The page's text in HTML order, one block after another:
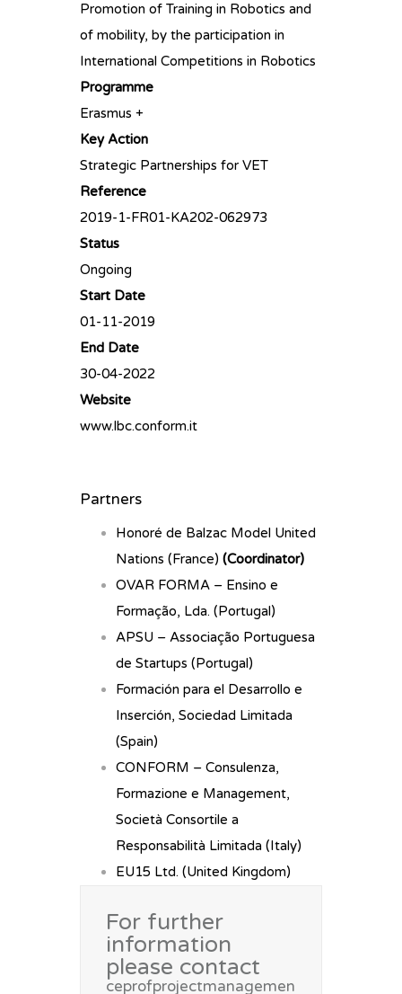
Promotion of Training in Robotics and
of mobility, by the participation in
International Competitions in Robotics
Programme
Erasmus +
Key Action
Strategic Partnerships for VET
Reference
2019-1-FR01-KA202-062973
Status
Ongoing
Start Date
01-11-2019
End Date
30-04-2022
Website
www.lbc.conform.it
Partners
Honoré de Balzac Model United
Nations (France) (Coordinator)
OVAR FORMA – Ensino e
Formação, Lda. (Portugal)
APSU – Associação Portuguesa
de Startups (Portugal)
Formación para el Desarrollo e
Inserción, Sociedad Limitada
(Spain)
CONFORM – Consulenza,
Formazione e Management,
Società Consortile a
Responsabilità Limitada (Italy)
EU15 Ltd. (United Kingdom)
For further
information
please contact
ceprofprojectmanagemen